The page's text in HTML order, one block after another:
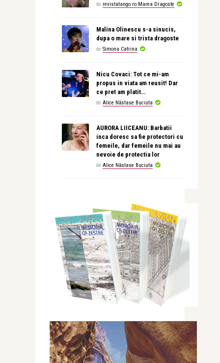
de revistatango.ro Marea Dragoste
Malina Olinescu s-a sinucis,
dupa o mare si trista dragoste
de Simona Catrina
Nicu Covaci: Tot ce mi-am
propus in viata am reusit! Dar
ce pret am platit…
de Alice Năstase Buciuta
AURORA LIICEANU: Barbatii
inca doresc sa fie protectori cu
femeile, dar femeile nu mai au
nevoie de protectia lor
de Alice Năstase Buciuta